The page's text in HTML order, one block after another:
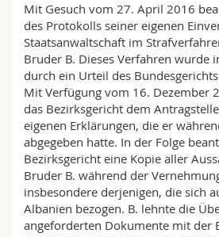
Math.-Nat. und Med. Fak.
Interfakultär
Mitarbeitende
Doktorierende
Webmail
Vorlesungsverzeichnis
MyUnifr
Mit Gesuch vom 27. April 2016
des Protokolls seiner eigenen
Staatsanwaltschaft im
Bruder B. Dieses Verfahren wurde
durch ein Urteil des
Mit Verfügung vom 16. Dezember
das Bezirksgericht dem
eigenen Erklärungen, die er
abgegeben hatte. In der Folge
Bezirksgericht eine Kopie aller
Bruder B. während der
insbesondere derjenigen, die sich
Albanien bezogen. B. lehnte die
angeforderten Dokumente mit der